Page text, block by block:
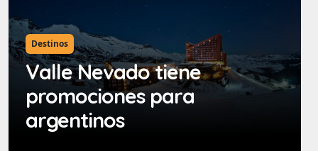
Destinos
Valle Nevado tiene
promociones para
argentinos